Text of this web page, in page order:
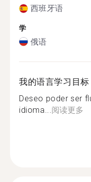
西班牙语
学
俄语
我的语言学习目标
Deseo poder ser
idioma... 阅读更多